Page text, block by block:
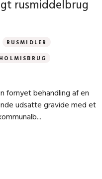
rusmiddelbrug
RUSMIDLER
fornyet behandling af en
udsatte gravide med et